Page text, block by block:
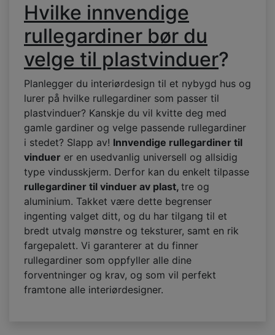
Hvilke innvendige
rullegardiner bør du
velge til plastvinduer?
Planlegger du interiørdesign til et nybygd hus og
lurer på hvilke rullegardiner som passer til
plastvinduer? Kanskje du vil kvitte deg med
gamle gardiner og velge passende rullegardiner
i stedet? Slapp av! Innvendige rullegardiner til
vinduer er en usedvanlig universell og allsidig
type vindusskjerm. Derfor kan du enkelt tilpasse
rullegardiner til vinduer av plast, tre og
aluminium. Takket være dette begrenser
ingenting valget ditt, og du har tilgang til et
bredt utvalg mønstre og teksturer, samt en rik
fargepalett. Vi garanterer at du finner
rullegardiner som oppfyller alle dine
forventninger og krav, og som vil perfekt
framtone alle interiørdesigner.